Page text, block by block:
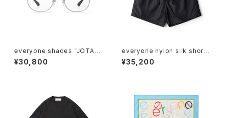
everyone shades "JOTAR
O"
¥30,800
everyone nylon silk short
pants (BLACK)
¥35,200